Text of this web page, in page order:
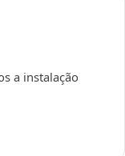
a instalação